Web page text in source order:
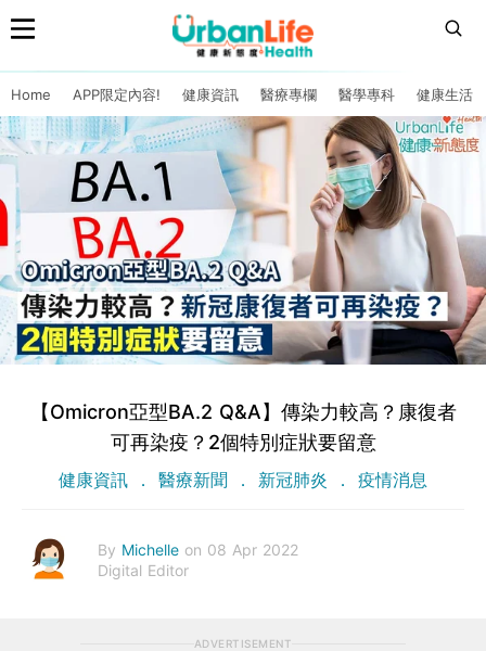
Home APP限定內容! 健康資訊 醫療專欄 醫學專科 健康生活
【Omicron亞型BA.2 Q&A】傳染力較高？康復者
可再染疫？2個特別症狀要留意
健康資訊 醫療新聞 新冠肺炎 疫情消息
By Michelle on 08 Apr 2022
Digital Editor
ADVERTISEMENT